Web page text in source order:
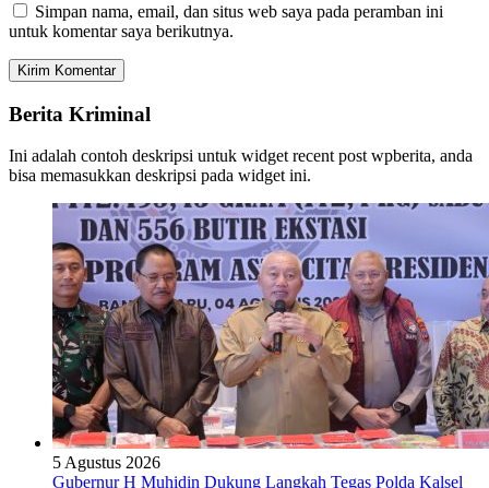
Simpan nama, email, dan situs web saya pada peramban ini
untuk komentar saya berikutnya.
Berita Kriminal
Ini adalah contoh deskripsi untuk widget recent post wpberita, anda
bisa memasukkan deskripsi pada widget ini.
5 Agustus 2026
Gubernur H Muhidin Dukung Langkah Tegas Polda Kalsel